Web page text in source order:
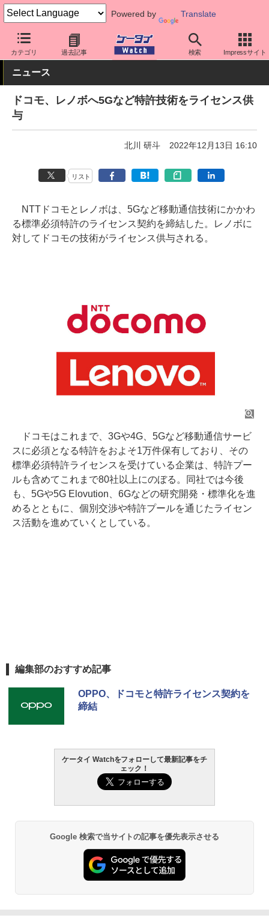
Powered by Translate
カテゴリ 過去記事 検索 Impressサイト
ケータイ Watch キャリア ドコモ ネットワーク/技術
ニュース
ドコモ、レノボへ5Gなど特許技術をライセンス供
与
北川 研斗 2022年12月13日 16:10
リスト
NTTドコモとレノボは、5Gなど移動通信技術にかかわ
る標準必須特許のライセンス契約を締結した。レノボに
対してドコモの技術がライセンス供与される。
ドコモはこれまで、3Gや4G、5Gなど移動通信サービ
スに必須となる特許をおよそ1万件保有しており、その
標準必須特許ライセンスを受けている企業は、特許プー
ルも含めてこれまで80社以上にのぼる。同社では今後
も、5Gや5G Elovution、6Gなどの研究開発・標準化を進
めるとともに、個別交渉や特許プールを通じたライセン
ス活動を進めていくとしている。
編集部のおすすめ記事
OPPO、ドコモと特許ライセンス契約を
締結
ケータイ Watchをフォローして最新記事をチ
ェック！
Google 検索で当サイトの記事を優先表示させる